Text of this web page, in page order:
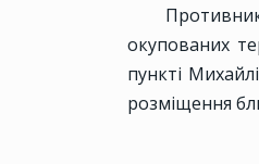
окупованих
пункті
розміщення